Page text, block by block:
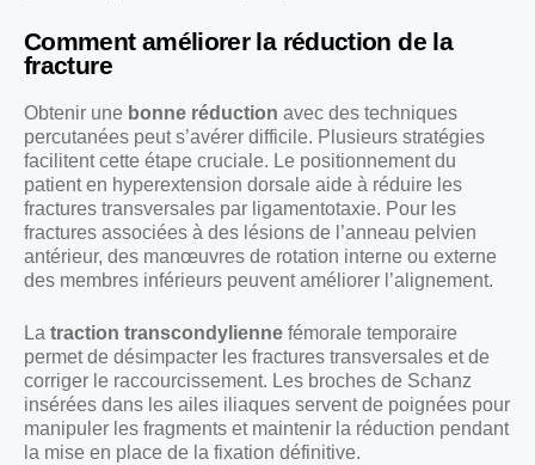
Comment améliorer la réduction de la
fracture
Obtenir une bonne réduction avec des techniques
percutanées peut s’avérer difficile. Plusieurs stratégies
facilitent cette étape cruciale. Le positionnement du
patient en hyperextension dorsale aide à réduire les
fractures transversales par ligamentotaxie. Pour les
fractures associées à des lésions de l’anneau pelvien
antérieur, des manœuvres de rotation interne ou externe
des membres inférieurs peuvent améliorer l’alignement.
La traction transcondylienne fémorale temporaire
permet de désimpacter les fractures transversales et de
corriger le raccourcissement. Les broches de Schanz
insérées dans les ailes iliaques servent de poignées pour
manipuler les fragments et maintenir la réduction pendant
la mise en place de la fixation définitive.